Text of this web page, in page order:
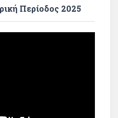
Περίοδος 2025